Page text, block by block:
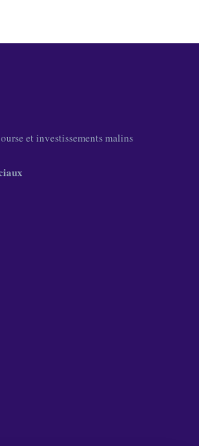
et investissements malins